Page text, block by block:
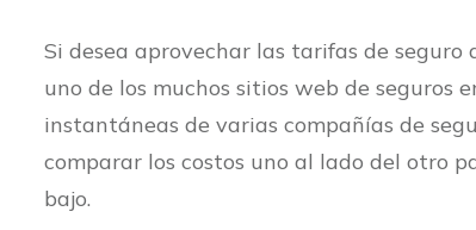
Si desea aprovechar las tarifas de
uno de los muchos sitios web de seguros
instantáneas de varias compañías de
comparar los costos uno al lado del otro
bajo.